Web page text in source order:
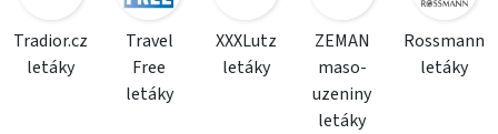
Tradior.cz
letáky
Travel
Free
letáky
XXXLutz
letáky
ZEMAN
maso-
uzeniny
letáky
Rossmann
letáky